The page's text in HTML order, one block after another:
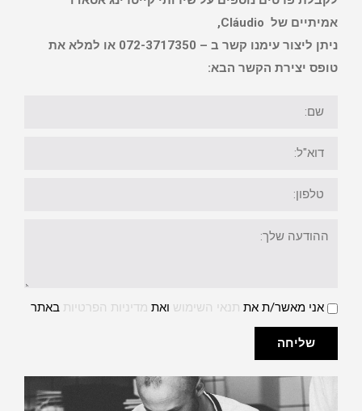
אמיתיים של Cláudio,
ניתן ליצור עימנו קשר ב – 072-3717350 או למלא את
טופס יצירת הקשר הבא:
שלך:
תנאי
שימוש
ומדיניות
פרטיות
אני מאשר/ת את תנאי השימוש ואת מדיניות הפרטיות באתר
שליחה